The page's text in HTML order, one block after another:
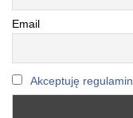
Email
Akceptuję regulamin